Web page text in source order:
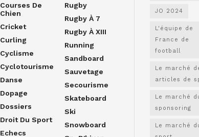
Courses De
Chien
Cricket
Curling
Cyclisme
Cyclotourisme
Danse
Dopage
Dossiers
Droit Du Sport
Echecs
Rugby
Rugby À 7
Rugby À XIII
Running
Sandboard
Sauvetage
Secourisme
Skateboard
Ski
Snowboard
JO 2024
L'équipe de
France de
football
Le marché
articles de
Le marché
sponsoring
Le marché